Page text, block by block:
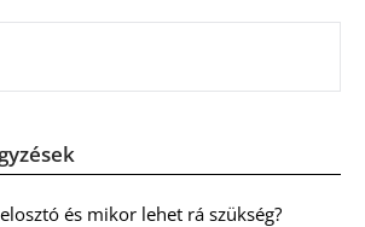
és mikor lehet rá szükség?